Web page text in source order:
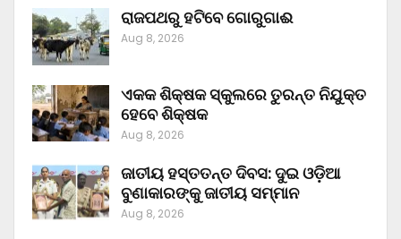
ରାଜପଥରୁ ହଟିବେ ଗୋରୁଗାଈ
Aug 8, 2026
ଏକକ ଶିକ୍ଷକ ସ୍କୁଲରେ ତୁରନ୍ତ ନିଯୁକ୍ତ
ହେବେ ଶିକ୍ଷକ
Aug 8, 2026
ଜାତୀୟ ହସ୍ତତନ୍ତ ଦିବସ: ଦୁଇ ଓଡ଼ିଆ
ବୁଣାକାରଙ୍କୁ ଜାତୀୟ ସମ୍ମାନ
Aug 8, 2026